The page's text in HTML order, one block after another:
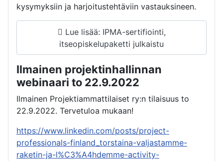
kysymyksiin ja harjoitustehtäviin vastauksineen.
Lue lisää: IPMA-sertifiointi,
itseopiskelupaketti julkaistu
Ilmainen projektinhallinnan
webinaari to 22.9.2022
Ilmainen Projektiammattilaiset ry:n tilaisuus to
22.9.2022. Tervetuloa mukaan!
https://www.linkedin.com/posts/project-
professionals-finland_torstaina-valjastamme-
raketin-ja-l%C3%A4hdemme-activity-